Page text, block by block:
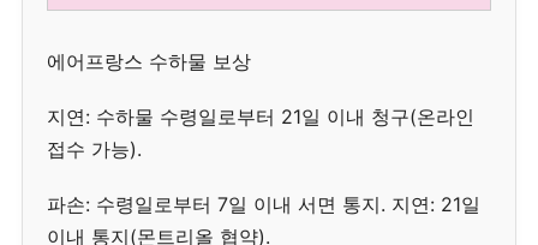
에어프랑스 수하물 보상
지연: 수하물 수령일로부터 21일 이내 청구(온라인
접수 가능).
파손: 수령일로부터 7일 이내 서면 통지. 지연: 21일
이내 통지(몬트리올 협약).